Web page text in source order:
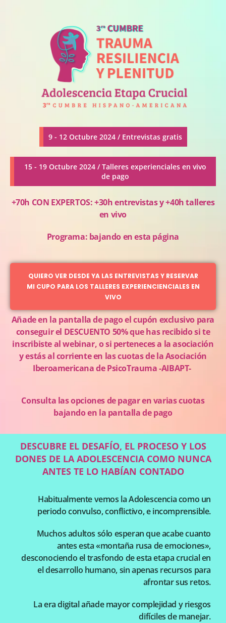
9 - 12 Octubre 2024 / Entrevistas gratis
15 - 19 Octubre 2024 / Talleres experienciales en vivo
de pago
+70h CON EXPERTOS: +30h entrevistas y +40h talleres
en vivo
Programa: bajando en esta página
QUIERO VER DESDE YA LAS ENTREVISTAS Y RESERVAR
MI CUPO PARA LOS TALLERES EXPERIENCIENCIALES EN
VIVO
Añade en la pantalla de pago el cupón exclusivo para
conseguir el DESCUENTO 50% que has recibido si te
inscribiste al webinar, o si perteneces a la asociación
y estás al corriente en las cuotas de la Asociación
Iberoamericana de PsicoTrauma -AIBAPT-
Consulta las opciones de pagar en varias cuotas
bajando en la pantalla de pago
DESCUBRE EL DESAFÍO, EL PROCESO Y LOS
DONES DE LA ADOLESCENCIA COMO NUNCA
ANTES TE LO HABÍAN CONTADO
Habitualmente vemos la Adolescencia como un
periodo convulso, conflictivo, e incomprensible.
Muchos adultos sólo esperan que acabe cuanto
antes esta «montaña rusa de emociones»,
desconociendo el trasfondo de esta etapa crucial en
el desarrollo humano, sin apenas recursos para
afrontar sus retos.
La era digital añade mayor complejidad y riesgos
difíciles de manejar.